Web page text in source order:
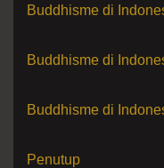
Buddhisme di
Buddhisme di
Buddhisme di
Penutup